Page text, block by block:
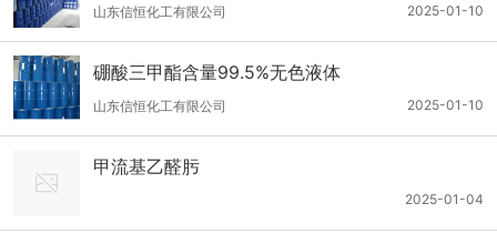
2025-01-10
山东信恒化工有限公司
硼酸三甲酯含量99.5%无色液体
2025-01-10
山东信恒化工有限公司
甲流基乙醛肟
2025-01-04